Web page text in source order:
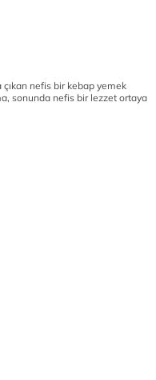
nefis bir kebap yemek
sonunda nefis bir lezzet ortaya